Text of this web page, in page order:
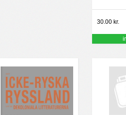
30.00 kr.